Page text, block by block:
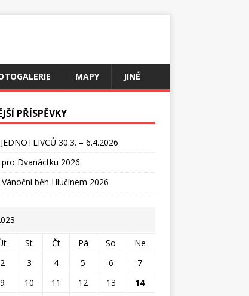
MAPY JINÉ
PŘÍSPĚVKY
30.3. – 6.4.2026
Dvanáctku 2026
běh Hlučínem 2026
St Čt Pá So
Ne
2 3 4 5 6
7
9 10 11 12 13
14